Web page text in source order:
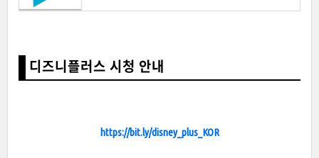
디즈니플러스 시청 안내
https://bit.ly/disney_plus_KOR